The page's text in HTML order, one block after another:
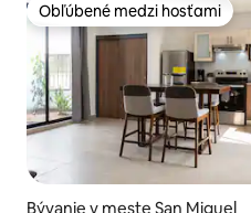
Obľúbené medzi hosťami
Obľúbené medzi hosťami
Bývanie v meste San Miguel